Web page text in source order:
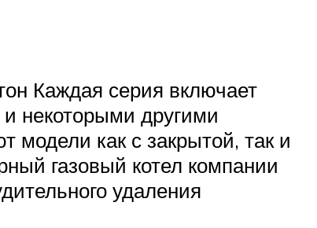
Каждая серия включает
некоторыми другими
модели как с закрытой, так и
газовый котел компании
удаления